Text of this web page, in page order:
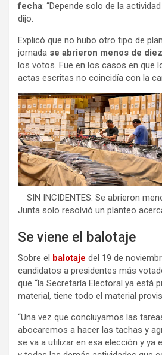
fecha: “Depende solo de la
dijo.
Explicó que no hubo otro tipo de
jornada se abrieron menos de
los votos. Fue en los casos en que
actas escritas no coincidía con la
SIN INCIDENTES. Se abrieron
Junta solo resolvió un planteo
Se viene el balotaje
Sobre el balotaje del 19 de
candidatos a presidentes más
que “la Secretaría Electoral ya está
material, tiene todo el material
“Una vez que concluyamos las
abocaremos a hacer las tachas y
se va a utilizar en esa elección y ya